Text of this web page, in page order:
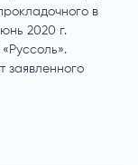
в
2020 г.
заявленного